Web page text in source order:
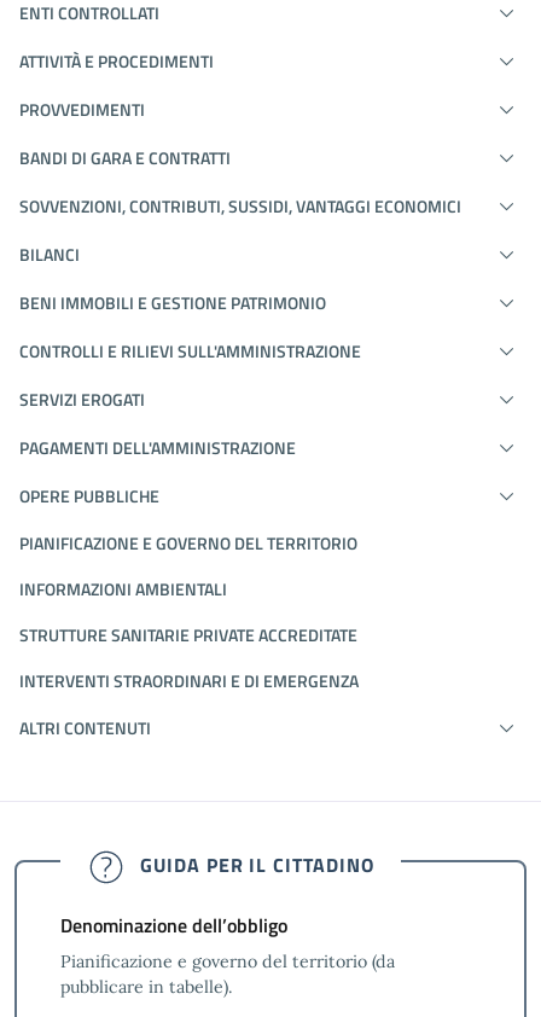
ENTI CONTROLLATI
ATTIVITÀ E PROCEDIMENTI
PROVVEDIMENTI
BANDI DI GARA E CONTRATTI
SOVVENZIONI, CONTRIBUTI, SUSSIDI, VANTAGGI ECONOMICI
BILANCI
BENI IMMOBILI E GESTIONE PATRIMONIO
CONTROLLI E RILIEVI SULL'AMMINISTRAZIONE
SERVIZI EROGATI
PAGAMENTI DELL'AMMINISTRAZIONE
OPERE PUBBLICHE
PIANIFICAZIONE E GOVERNO DEL TERRITORIO
INFORMAZIONI AMBIENTALI
STRUTTURE SANITARIE PRIVATE ACCREDITATE
INTERVENTI STRAORDINARI E DI EMERGENZA
ALTRI CONTENUTI
GUIDA PER IL CITTADINO
Denominazione dell’obbligo
Pianificazione e governo del territorio (da
pubblicare in tabelle).